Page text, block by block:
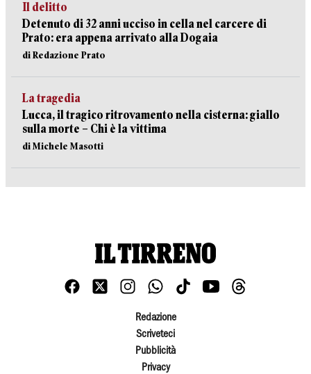
Il delitto
Detenuto di 32 anni ucciso in cella nel carcere di
Prato: era appena arrivato alla Dogaia
di Redazione Prato
La tragedia
Lucca, il tragico ritrovamento nella cisterna: giallo
sulla morte – Chi è la vittima
di Michele Masotti
Redazione
Scriveteci
Pubblicità
Privacy